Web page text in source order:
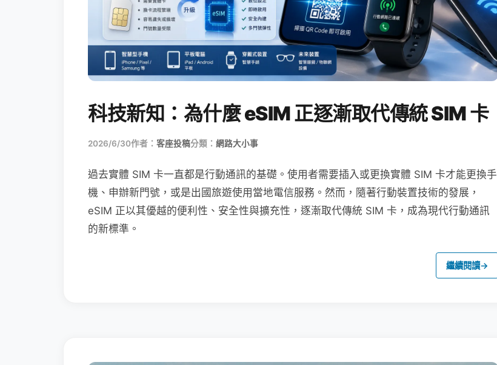
科技新知：為什麼 eSIM 正逐漸取代傳統 SIM 卡
2026/6/30作者： 客座投稿分類： 網路大小事
過去實體 SIM 卡一直都是行動通訊的基礎。使用者需要插入或更換實體 SIM 卡才能更換手
機、申辦新門號，或是出國旅遊使用當地電信服務。然而，隨著行動裝置技術的發展，
eSIM 正以其優越的便利性、安全性與擴充性，逐漸取代傳統 SIM 卡，成為現代行動通訊
的新標準。
繼續閱讀→